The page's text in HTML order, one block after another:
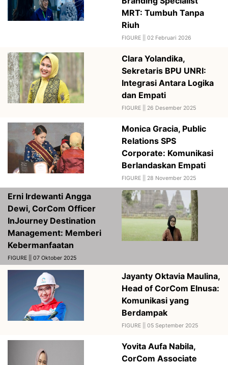
MRT: Tumbuh Tanpa
Riuh
FIGURE || 02 Februari 2026
Clara Yolandika,
Sekretaris BPU UNRI:
Integrasi Antara Logika
dan Empati
FIGURE || 26 Desember 2025
Monica Gracia, Public
Relations SPS
Corporate: Komunikasi
Berlandaskan Empati
FIGURE || 28 November 2025
Erni Irdewanti Angga
Dewi, CorCom Officer
InJourney Destination
Management: Memberi
Kebermanfaatan
FIGURE || 07 Oktober 2025
Jayanty Oktavia Maulina,
Head of CorCom Elnusa:
Komunikasi yang
Berdampak
FIGURE || 05 September 2025
Yovita Aufa Nabila,
CorCom Associate